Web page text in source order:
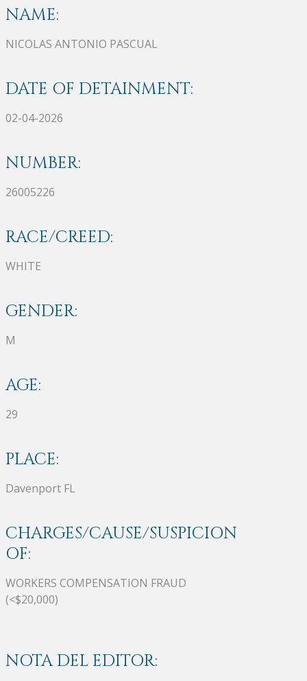
NAME:
NICOLAS ANTONIO PASCUAL
DATE OF DETAINMENT:
02-04-2026
NUMBER:
26005226
RACE/CREED:
WHITE
GENDER:
M
AGE:
29
PLACE:
Davenport FL
CHARGES/CAUSE/SUSPICION
OF:
WORKERS COMPENSATION FRAUD
(<$20,000)
NOTA DEL EDITOR: